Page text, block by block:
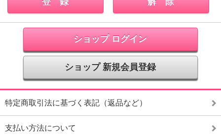
ショップ ログイン
ショップ 新規会員登録
特定商取引法に基づく表記（返品など）
支払い方法について